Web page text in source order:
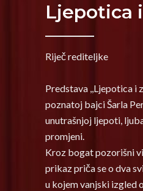
Ljepotica
Riječ rediteljke
Predstava ,,Ljepotica i
poznatoj bajci Šarla
unutrašnjoj ljepoti,
promjeni.
Kroz bogat pozorišni
prikaz priča se o dva
u kojem vanjski izgled